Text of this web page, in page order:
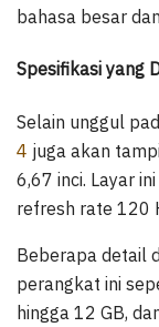
bahasa besar
Spesifikasi yang
Selain unggul
4 juga akan
6,67 inci. Layar
refresh rate 120
Beberapa detail
perangkat ini
hingga 12 GB,